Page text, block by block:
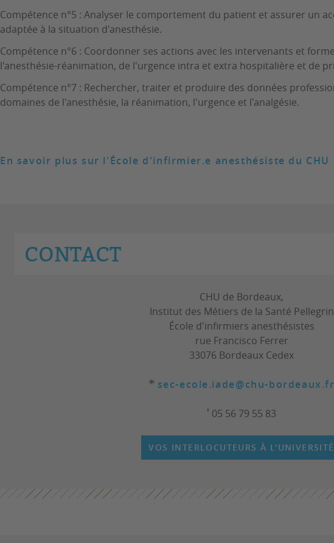
Compétence n°5 : Analyser le comportement du patient et assurer un
adaptée à la situation d'anesthésie.
Compétence n°6 : Coordonner ses actions avec les intervenants et
l'anesthésie-réanimation, de l'urgence intra et extra hospitalière et de
Compétence n°7 : Rechercher, traiter et produire des données
domaines de l'anesthésie, la réanimation, l'urgence et l'analgésie.
En savoir plus sur l'École d'infirmier.e anesthésiste du CHU
CONTACT
CHU de Bordeaux,
Institut des Métiers de la Santé Pellegrin
École d'infirmiers anesthésistes
rue Francisco Ferrer
33076 Bordeaux Cedex
* sec-ecole.iade@chu-bordeaux.fr
' 05 56 79 55 83
VOS INTERLOCUTEURS À L'UNIVERSITÉ